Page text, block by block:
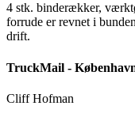
4 stk. binderækker,
forrude er revnet i
drift.
TruckMail -
Cliff Hofman